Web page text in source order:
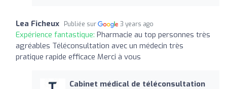
Lea Ficheux Publiée sur 3 years ago
Expérience fantastique: Pharmacie au top personnes très
agréables Téléconsultation avec un médecin très
pratique rapide efficace Merci à vous
Cabinet médical de téléconsultation